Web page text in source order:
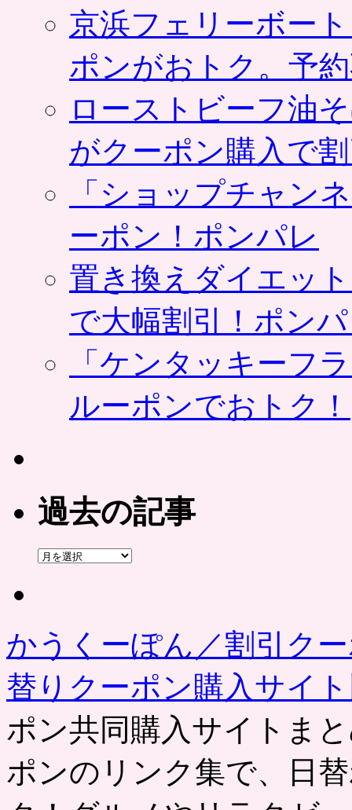
京浜フェリーボー
ポンがおトク。予
ローストビーフ油
がクーポン購入で
「ショップチャン
ーポン！ポンパレ
置き換えダイエッ
で大幅割引！ポン
「ケンタッキーフ
ルーポンでおトク！
過去の記事
過
かうくーぽん／割引ク
替りクーポン購入サイ
ポン共同購入サイトま
ポンのリンク集で、日